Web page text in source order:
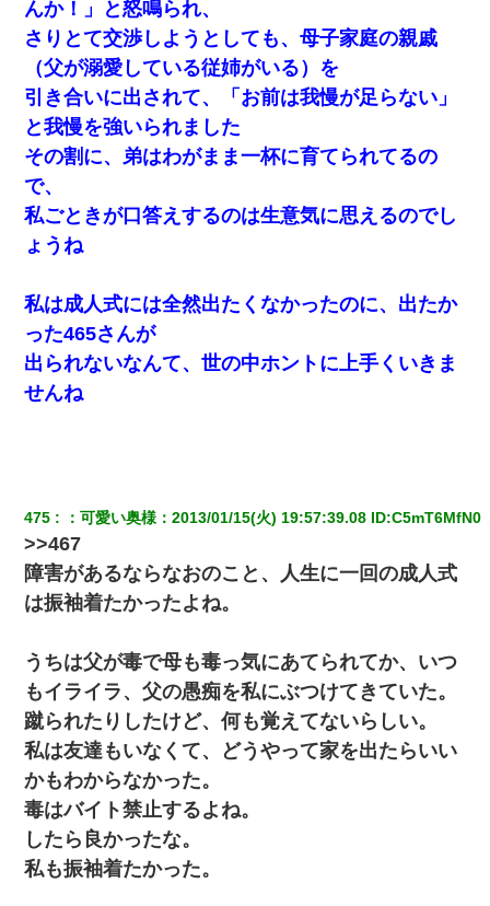
私『貯金貯まったし、やっと家建てられるね！』夫「実家
を二世帯住宅にした。それに貯金使った」→私『離婚しよ
う』夫「えっ」私『使った貯金はあげるから』→すると…
姉旦那の友達「ほんとのパパだよ～」私のお腹を触ってほ
ざく。→思わず手を叩いて振り払ったら…
【戦争】不妊の俺嫁に弟嫁が2日間4歳児を託児 俺嫁はそこ
まで気にしてなかったが、あまりにも子供が俺嫁に懐くの
で最後らへん顔引きつってた → そして弟嫁が迎えに来た翌
日…
旦那が長男のDNA鑑定をしたら血縁関係0%だった。旦那
「やっぱりウワキしてたんだな…」長男「俺は誰の子供な
の？」長女・次男「ウワキ女！」
旦那の元カノをSNSで探して写真を保存して顔面評価スレ
を切り上げていつもより早く寝付いてしまった…｜生活｜
ワロタあんてな
父親がくも膜下出血で突然ﾀﾋ。→母の貯金が0なことが判
明。→母「私を家に置いてほしい、どうか見捨てないで(土
んか！」と怒鳴られ、
さりとて交渉しようとしても、母子家庭の親戚
（父が溺愛している従姉がいる）を
引き合いに出されて、「お前は我慢が足らない」
と我慢を強いられました
その割に、弟はわがまま一杯に育てられてるの
で、
私ごときが口答えするのは生意気に思えるのでし
ょうね
私は成人式には全然出たくなかったのに、出たか
った465さんが
出られないなんて、世の中ホントに上手くいきま
せんね
475 ：可愛い奥様 ：2013/01/15(火) 19:57:39.08 ID:C5mT6MfN0
>>467
障害があるならなおのこと、人生に一回の成人式
は振袖着たかったよね。
うちは父が毒で母も毒っ気にあてられてか、いつ
もイライラ、父の愚痴を私にぶつけてきていた。
蹴られたりしたけど、何も覚えてないらしい。
私は友達もいなくて、どうやって家を出たらいい
かもわからなかった。
毒はバイト禁止するよね。
したら良かったな。
私も振袖着たかった。